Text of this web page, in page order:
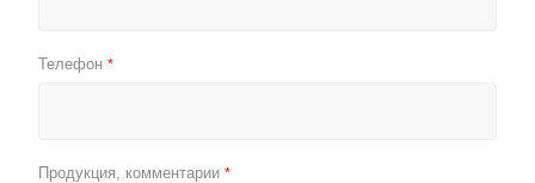
Телефон *
Продукция, комментарии *